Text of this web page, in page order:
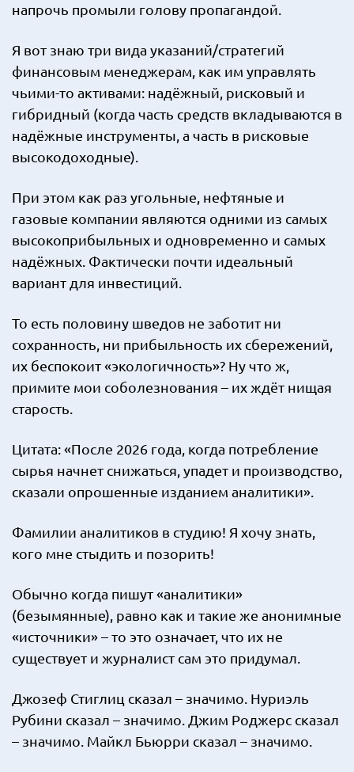
напрочь промыли голову пропагандой.
Я вот знаю три вида указаний/стратегий
финансовым менеджерам, как им управлять
чьими-то активами: надёжный, рисковый и
гибридный (когда часть средств вкладываются в
надёжные инструменты, а часть в рисковые
высокодоходные).
При этом как раз угольные, нефтяные и
газовые компании являются одними из самых
высокоприбыльных и одновременно и самых
надёжных. Фактически почти идеальный
вариант для инвестиций.
То есть половину шведов не заботит ни
сохранность, ни прибыльность их сбережений,
их беспокоит «экологичность»? Ну что ж,
примите мои соболезнования – их ждёт нищая
старость.
Цитата: «После 2026 года, когда потребление
сырья начнет снижаться, упадет и производство,
сказали опрошенные изданием аналитики».
Фамилии аналитиков в студию! Я хочу знать,
кого мне стыдить и позорить!
Обычно когда пишут «аналитики»
(безымянные), равно как и такие же анонимные
«источники» – то это означает, что их не
существует и журналист сам это придумал.
Джозеф Стиглиц сказал – значимо. Нуриэль
Рубини сказал – значимо. Джим Роджерс сказал
– значимо. Майкл Бьюрри сказал – значимо.